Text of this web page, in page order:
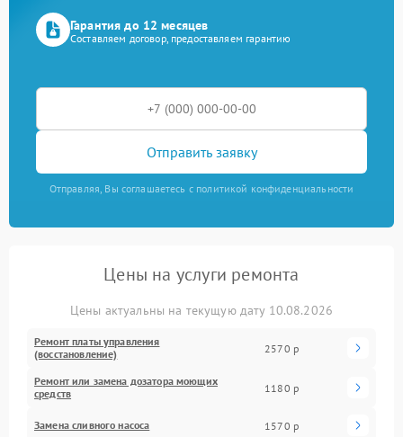
Гарантия до 12 месяцев
Составляем договор, предоставляем гарантию
Отправить заявку
Отправляя, Вы соглашаетесь с политикой конфиденциальности
Цены на услуги ремонта
Цены актуальны на текущую дату 10.08.2026
Ремонт платы управления
(восстановление)
2570 р
Ремонт или замена дозатора моющих
средств
1180 р
Замена сливного насоса 1570 р